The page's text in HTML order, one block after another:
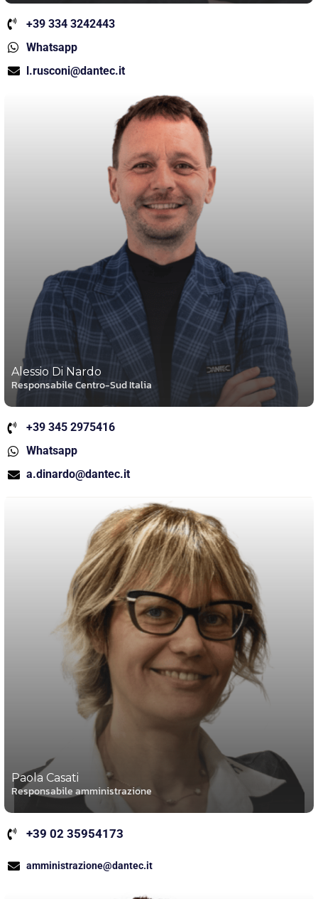
+39 334 3242443
Whatsapp
l.rusconi@dantec.it
Alessio Di Nardo
Responsabile Centro-Sud Italia
+39 345 2975416
Whatsapp
a.dinardo@dantec.it
Paola Casati
Responsabile amministrazione
+39 02 35954173
amministrazione@dantec.it